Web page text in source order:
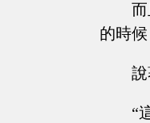
的時
“